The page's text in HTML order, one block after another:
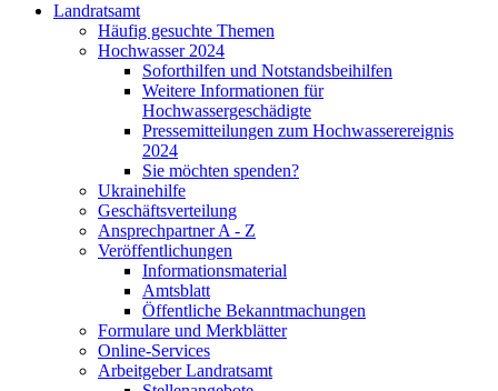
Landratsamt
Häufig gesuchte Themen
Hochwasser 2024
Soforthilfen und Notstandsbeihilfen
Weitere Informationen für
Hochwassergeschädigte
Pressemitteilungen zum Hochwasserereignis
2024
Sie möchten spenden?
Ukrainehilfe
Geschäftsverteilung
Ansprechpartner A - Z
Veröffentlichungen
Informationsmaterial
Amtsblatt
Öffentliche Bekanntmachungen
Formulare und Merkblätter
Online-Services
Arbeitgeber Landratsamt